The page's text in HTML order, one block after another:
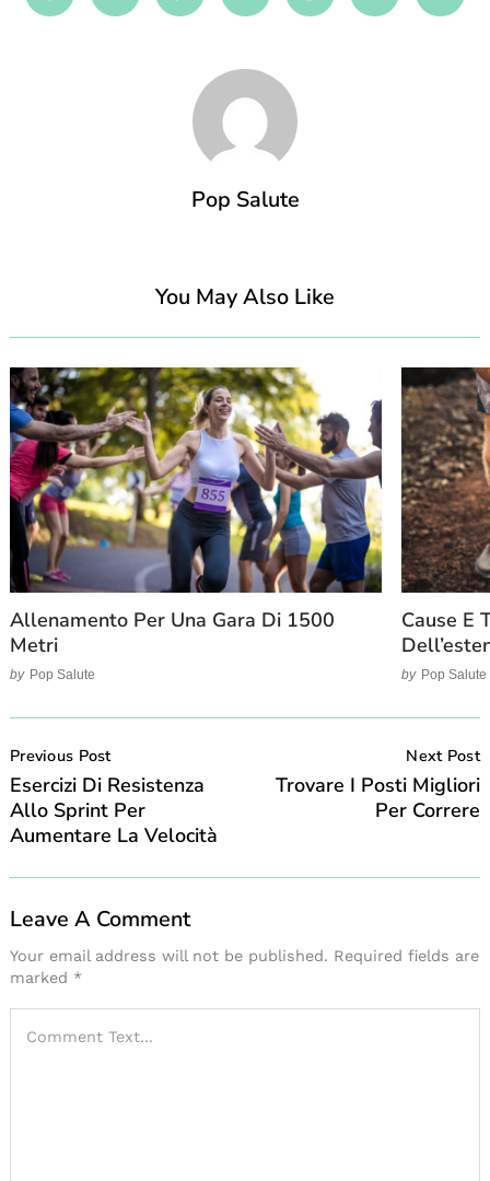
FacebookTwitter PinterestLinkedinReddit Mix
Pop Salute
You May Also Like
Allenamento Per Una Gara Di 1500
Metri
by Pop Salute
Cause E
by Pop Salute
Navigation
Previous Post
Esercizi Di Resistenza
Allo Sprint Per
Aumentare La Velocità
Next Post
Trovare I Posti Migliori
Per Correre
Leave A Comment
Your email address will not be published. Required fields are
marked *